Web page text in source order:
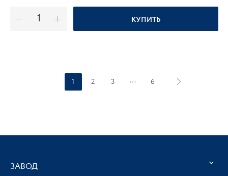
КУПИТЬ
1 2 3 6
ЗАВОД